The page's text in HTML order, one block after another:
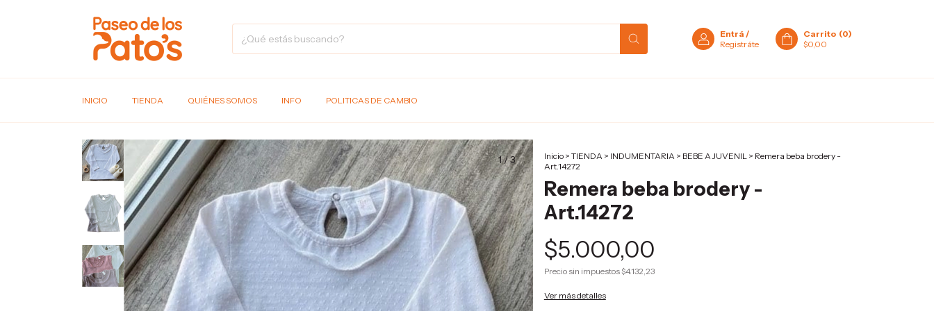
Entrá /
Registráte
Carrito (0)
$0,00
INICIO TIENDA QUIÉNES SOMOS INFO POLITICAS DE CAMBIO
1/3 Inicio > TIENDA > INDUMENTARIA > BEBE A JUVENIL > Remera beba brodery -
Art.14272
Remera beba brodery -
Art.14272
$5.000,00
Precio sin impuestos $4.132,23
Ver más detalles